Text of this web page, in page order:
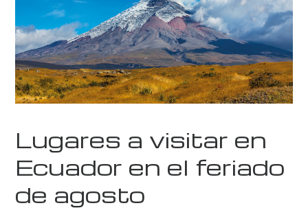
Lugares a visitar en
Ecuador en el feriado
de agosto